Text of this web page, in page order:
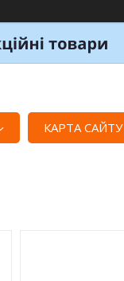
КАРТА САЙТУ